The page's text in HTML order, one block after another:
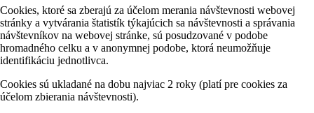
Cookies, ktoré sa zberajú za účelom merania návštevnosti webovej
stránky a vytvárania štatistík týkajúcich sa návštevnosti a správania
návštevníkov na webovej stránke, sú posudzované v podobe
hromadného celku a v anonymnej podobe, ktorá neumožňuje
identifikáciu jednotlivca.
Cookies sú ukladané na dobu najviac 2 roky (platí pre cookies za
účelom zbierania návštevnosti).